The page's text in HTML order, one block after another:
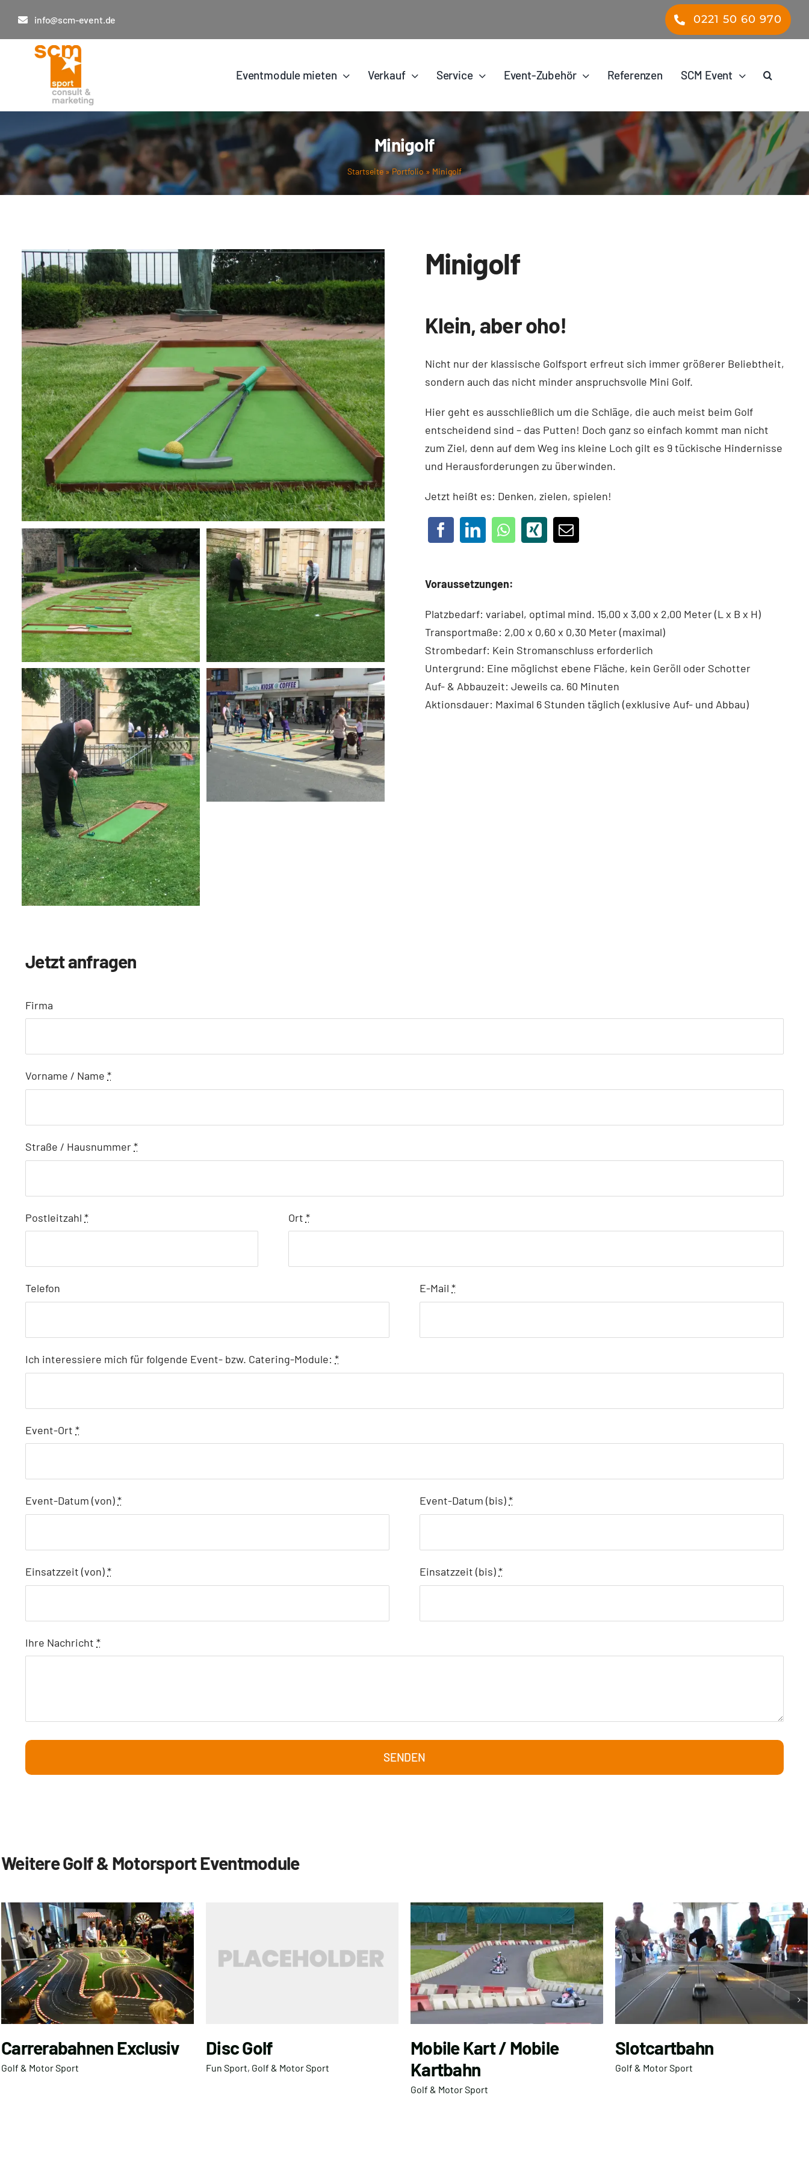
Inhalt
springen
info@scm-event.de 0221 50 60 970
Eventmodule mieten Verkauf Service Event-Zubehör Referenzen SCM Event
Minigolf
Startseite»Portfolio » Minigolf
Minigolf
Klein, aber oho!
Nicht nur der klassische Golfsport erfreut sich immer größerer Beliebtheit,
sondern auch das nicht minder anspruchsvolle Mini Golf.
Hier geht es ausschließlich um die Schläge, die auch meist beim Golf
entscheidend sind – das Putten! Doch ganz so einfach kommt man nicht
zum Ziel, denn auf dem Weg ins kleine Loch gilt es 9 tückische Hindernisse
und Herausforderungen zu überwinden.
Jetzt heißt es: Denken, zielen, spielen!
Voraussetzungen:
Platzbedarf: variabel, optimal mind. 15,00 x 3,00 x 2,00 Meter (L x B x H)
Transportmaße: 2,00 x 0,60 x 0,30 Meter (maximal)
Strombedarf: Kein Stromanschluss erforderlich
Untergrund: Eine möglichst ebene Fläche, kein Geröll oder Schotter
Auf- & Abbauzeit: Jeweils ca. 60 Minuten
Aktionsdauer: Maximal 6 Stunden täglich (exklusive Auf- und Abbau)
Jetzt anfragen
Firma
Vorname / Name*
Straße / Hausnummer*
Postleitzahl* Ort *
Telefon E-Mail*
Ich interessiere mich für folgende Event- bzw. Catering-Module:*
Event-Ort*
Event-Datum (von)* Event-Datum (bis)*
Einsatzzeit (von)* Einsatzzeit (bis)*
Ihre Nachricht*
SENDEN
Weitere Golf & Motorsport Eventmodule
Carrerabahnen Exclusiv
Golf & Motor Sport
Disc Golf
Fun Sport, Golf & Motor Sport
Mobile Kart / Mobile
Kartbahn
Golf & Motor Sport
Slotcartbahn
Golf & Motor Sport